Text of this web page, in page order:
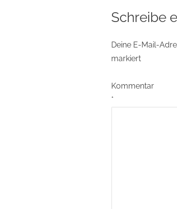
Schreibe
Deine E-Mail-
markiert
Kommentar
*